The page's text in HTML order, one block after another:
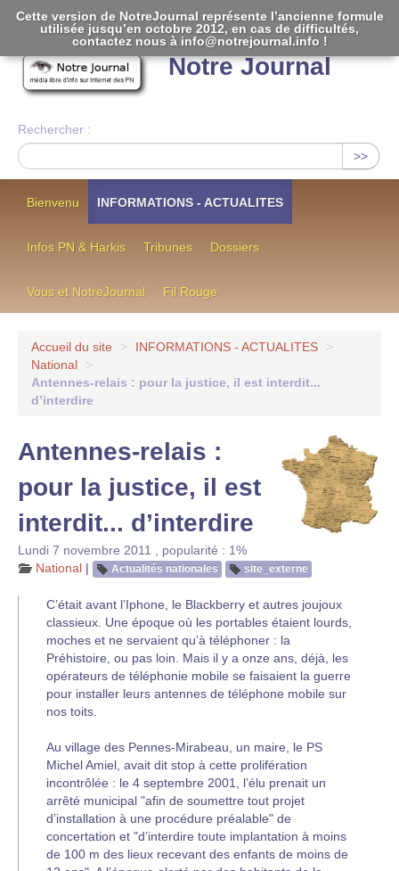
Notre Journal
Rechercher :
>>
Bienvenu INFORMATIONS - ACTUALITES
Infos PN & Harkis Tribunes Dossiers
Vous et NotreJournal Fil Rouge
Accueil du site > INFORMATIONS - ACTUALITES
>
National
>
Antennes-relais : pour la justice, il est interdit...
d’interdire
Antennes-relais :
pour la justice, il est
interdit... d’interdire
Lundi 7 novembre 2011
popularité : 1%
National | Actualités nationales site_externe
C’était avant l’Iphone, le Blackberry et autres joujoux
classieux. Une époque où les portables étaient lourds,
moches et ne servaient qu’à téléphoner : la
Préhistoire, ou pas loin. Mais il y a onze ans, déjà, les
opérateurs de téléphonie mobile se faisaient la guerre
pour installer leurs antennes de téléphone mobile sur
nos toits.
Au village des Pennes-Mirabeau, un maire, le PS
Michel Amiel, avait dit stop à cette prolifération
incontrôlée : le 4 septembre 2001, l’élu prenait un
arrêté municipal "afin de soumettre tout projet
d’installation à une procédure préalable" de
concertation et "d’interdire toute implantation à moins
de 100 m des lieux recevant des enfants de moins de
Cette version de NotreJournal représente l’ancienne formule
utilisée jusqu’en octobre 2012, en cas de difficultés,
contactez nous à info@notrejournal.info !